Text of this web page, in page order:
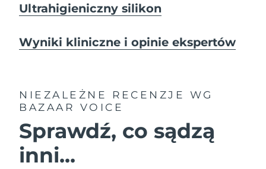
Ultrahigieniczny silikon
Wyniki kliniczne i opinie ekspertów
NIEZALEŻNE RECENZJE
WG
BAZAAR VOICE
Sprawdź, co sądzą
inni...